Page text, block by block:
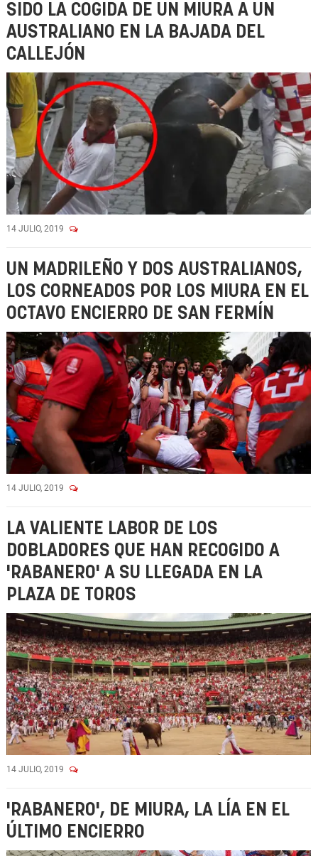
SIDO LA COGIDA DE UN MIURA A UN
AUSTRALIANO EN LA BAJADA DEL
CALLEJÓN
14 JULIO, 2019
UN MADRILEÑO Y DOS AUSTRALIANOS,
LOS CORNEADOS POR LOS MIURA EN EL
OCTAVO ENCIERRO DE SAN FERMÍN
14 JULIO, 2019
LA VALIENTE LABOR DE LOS
DOBLADORES QUE HAN RECOGIDO A
'RABANERO' A SU LLEGADA EN LA
PLAZA DE TOROS
14 JULIO, 2019
'RABANERO', DE MIURA, LA LÍA EN EL
ÚLTIMO ENCIERRO